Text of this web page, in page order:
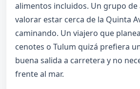
alimentos incluidos. Un grupo de
valorar estar cerca de la Quinta
caminando. Un viajero que
cenotes o Tulum quizá prefiera
buena salida a carretera y no
frente al mar.